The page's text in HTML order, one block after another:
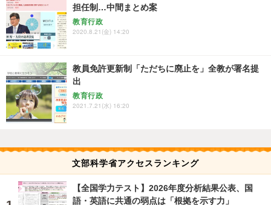
担任制…中間まとめ案
教育行政
2020.8.21(金) 14:20
教員免許更新制「ただちに廃止を」全教が署名提
出
教育行政
2021.7.21(水) 16:20
文部科学省アクセスランキング
【全国学力テスト】2026年度分析結果公表、国
語・英語に共通の弱点は「根拠を示す力」